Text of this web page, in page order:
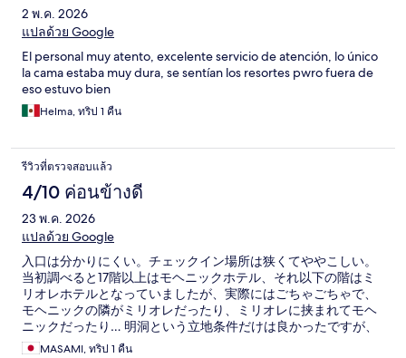
2 พ.ค. 2026
แปลด้วย Google
El personal muy atento, excelente servicio de atención, lo único
la cama estaba muy dura, se sentían los resortes pwro fuera de
eso estuvo bien
Helma, ทริป 1 คืน
รีวิวที่ตรวจสอบแล้ว
4/10 ค่อนข้างดี
23 พ.ค. 2026
แปลด้วย Google
入口は分かりにくい。チェックイン場所は狭くてややこしい。
当初調べると17階以上はモヘニックホテル、それ以下の階はミ
リオレホテルとなっていましたが、実際にはごちゃごちゃで、
モヘニックの隣がミリオレだったり、ミリオレに挟まれてモヘ
ニックだったり… 明洞という立地条件だけは良かったですが、
リピートは無いです
MASAMI, ทริป 1 คืน